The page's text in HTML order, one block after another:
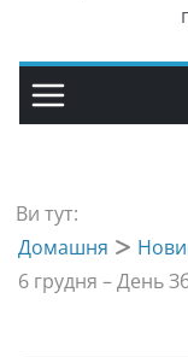
Ви тут:
Домашня
6 грудня – День